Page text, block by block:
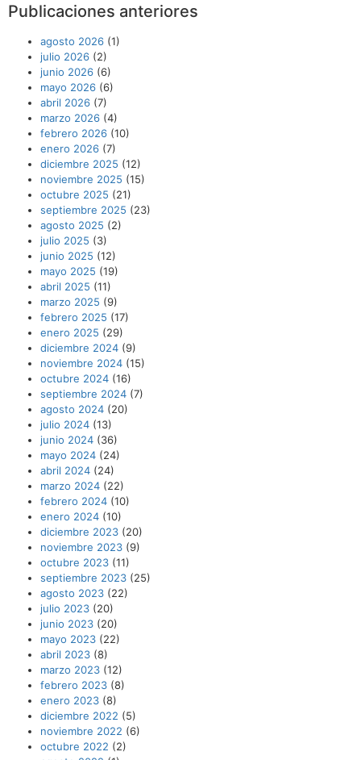
Publicaciones anteriores
agosto 2026 (1)
julio 2026 (2)
junio 2026 (6)
mayo 2026 (6)
abril 2026 (7)
marzo 2026 (4)
febrero 2026 (10)
enero 2026 (7)
diciembre 2025 (12)
noviembre 2025 (15)
octubre 2025 (21)
septiembre 2025 (23)
agosto 2025 (2)
julio 2025 (3)
junio 2025 (12)
mayo 2025 (19)
abril 2025 (11)
marzo 2025 (9)
febrero 2025 (17)
enero 2025 (29)
diciembre 2024 (9)
noviembre 2024 (15)
octubre 2024 (16)
septiembre 2024 (7)
agosto 2024 (20)
julio 2024 (13)
junio 2024 (36)
mayo 2024 (24)
abril 2024 (24)
marzo 2024 (22)
febrero 2024 (10)
enero 2024 (10)
diciembre 2023 (20)
noviembre 2023 (9)
octubre 2023 (11)
septiembre 2023 (25)
agosto 2023 (22)
julio 2023 (20)
junio 2023 (20)
mayo 2023 (22)
abril 2023 (8)
marzo 2023 (12)
febrero 2023 (8)
enero 2023 (8)
diciembre 2022 (5)
noviembre 2022 (6)
octubre 2022 (2)